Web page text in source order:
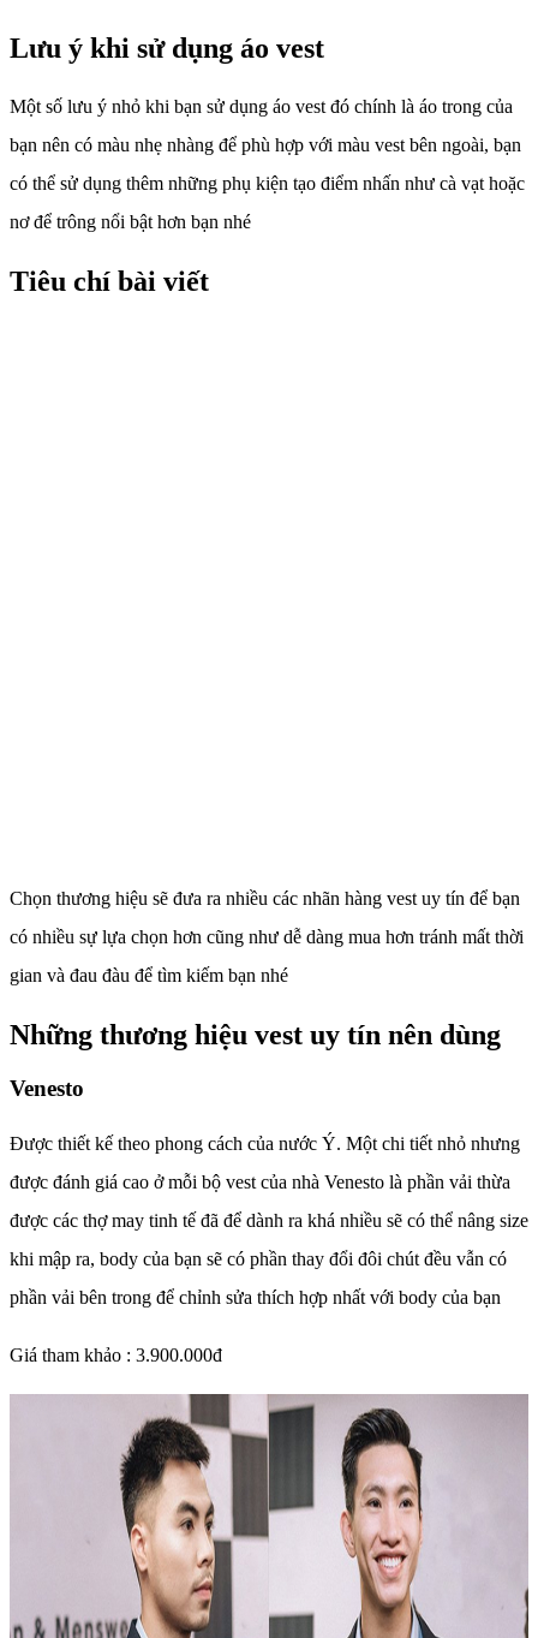
Lưu ý khi sử dụng áo vest
Một số lưu ý nhỏ khi bạn sử dụng áo vest đó chính là áo trong của
bạn nên có màu nhẹ nhàng để phù hợp với màu vest bên ngoài, bạn
có thể sử dụng thêm những phụ kiện tạo điểm nhấn như cà vạt hoặc
nơ để trông nổi bật hơn bạn nhé
Tiêu chí bài viết
Chọn thương hiệu sẽ đưa ra nhiều các nhãn hàng vest uy tín để bạn
có nhiều sự lựa chọn hơn cũng như dễ dàng mua hơn tránh mất thời
gian và đau đàu để tìm kiếm bạn nhé
Những thương hiệu vest uy tín nên dùng
Venesto
Được thiết kế theo phong cách của nước Ý. Một chi tiết nhỏ nhưng
được đánh giá cao ở mỗi bộ vest của nhà Venesto là phần vải thừa
được các thợ may tinh tế đã để dành ra khá nhiều sẽ có thể nâng size
khi mập ra, body của bạn sẽ có phần thay đổi đôi chút đều vẫn có
phần vải bên trong để chỉnh sửa thích hợp nhất với body của bạn
Giá tham khảo : 3.900.000đ